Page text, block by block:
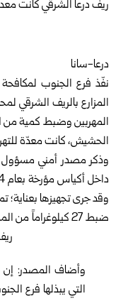
درعا-سانا
نفّذ فرع الجنوب
المزارع بالريف الشرقي
الحشيش، كانت معدّة
وذكر مصدر أمني مسؤول
وقد جرى تجهيزها بعناية؛
وأضاف المصدر: إن
التي يبذلها فرع